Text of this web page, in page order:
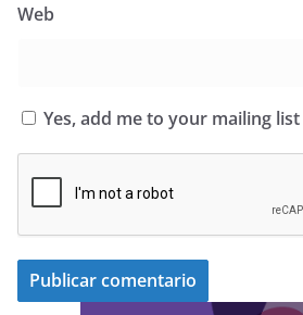
Web
Yes, add me to your mailing list